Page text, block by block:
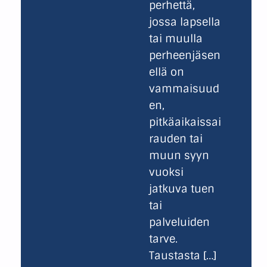
perhettä,
jossa lapsella
tai muulla
perheenjäsen
ellä on
vammaisuud
en,
pitkäaikaissai
rauden tai
muun syyn
vuoksi
jatkuva tuen
tai
palveluiden
tarve.
Taustasta […]